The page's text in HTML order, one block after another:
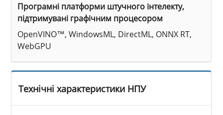
Програмні платформи штучного інтелекту,
підтримувані графічним процесором
OpenVINO™, WindowsML, DirectML, ONNX RT,
WebGPU
Технічні характеристики НПУ